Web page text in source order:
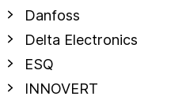
Danfoss
Delta Electronics
ESQ
INNOVERT